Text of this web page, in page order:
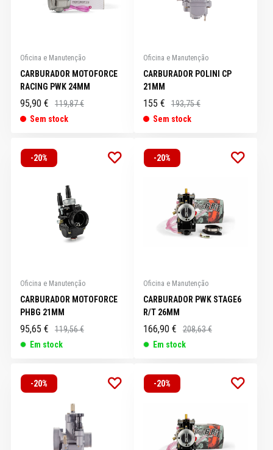
Oficina e Manutenção
CARBURADOR MOTOFORCE
RACING PWK 24MM
95,90 €
119,87 €
Sem stock
Oficina e Manutenção
CARBURADOR POLINI CP
21MM
155 €
193,75 €
Sem stock
-20%
Oficina e Manutenção
CARBURADOR MOTOFORCE
PHBG 21MM
95,65 €
119,56 €
Em stock
-20%
Oficina e Manutenção
CARBURADOR PWK STAGE6
R/T 26MM
166,90 €
208,63 €
Em stock
-20% -20%